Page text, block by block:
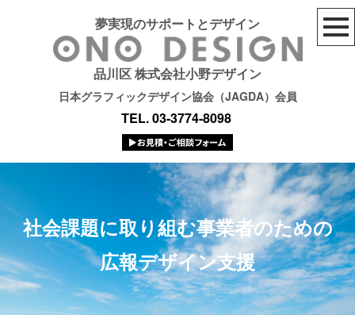
夢実現のサポートとデザイン
品川区 株式会社小野デザイン
日本グラフィックデザイン協会（JAGDA）会員
TEL. 03-3774-8098
社会課題に取り組む事業者のための
広報デザイン支援